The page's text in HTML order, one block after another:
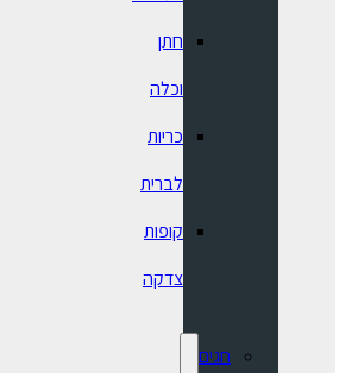
חתן
וכלה
כריות
לברית
קופות
צדקה
חגים